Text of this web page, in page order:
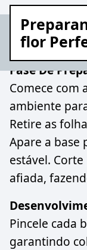
flor
Fase De
Comece com
ambiente
Retire as
Apare a base
estável.
afiada,
Pincele cada
garantindo